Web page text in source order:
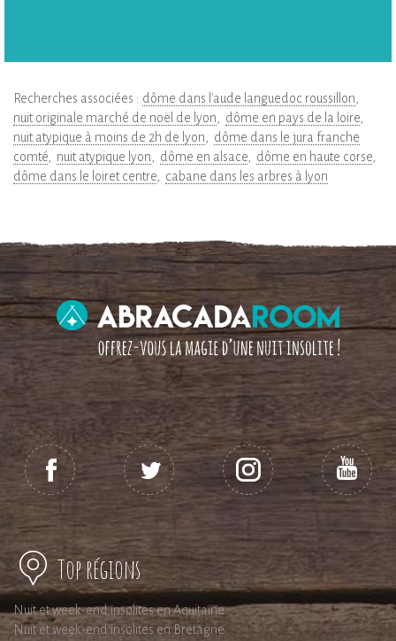
Recherches associées : dôme dans l'aude languedoc roussillon
nuit originale marché de noël de lyon
dôme en pays de la loire
nuit atypique à moins de 2h de lyon
dôme dans le jura franche
comté
nuit atypique lyon dôme en alsace
dôme en haute corse
dôme dans le loiret centre
cabane dans les arbres à lyon
Top régions
Nuit et week-end insolites en Aquitaine
Nuit et week-end insolites en Bretagne